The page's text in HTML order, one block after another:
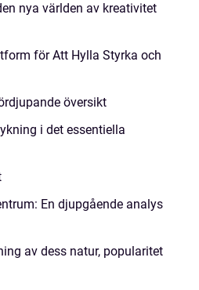
nya världen av kreativitet
för Att Hylla Styrka och
översikt
i det essentiella
En djupgående analys
av dess natur, popularitet